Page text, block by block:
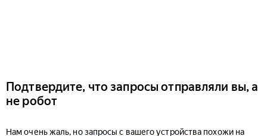
Подтвердите, что запросы отправляли вы, а
не робот
Нам очень жаль, но запросы с вашего устройства похожи на